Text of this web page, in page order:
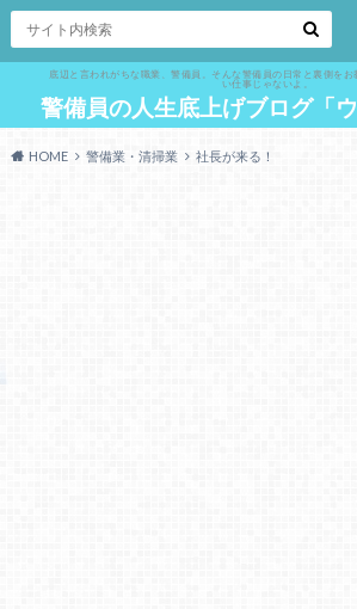
底辺と言われがちな職業、警備員。そんな警備員の日常と裏側を
い仕事じゃないよ。
警備員の人生底上げブログ「
HOME 警備業・清掃業 社長が来る！